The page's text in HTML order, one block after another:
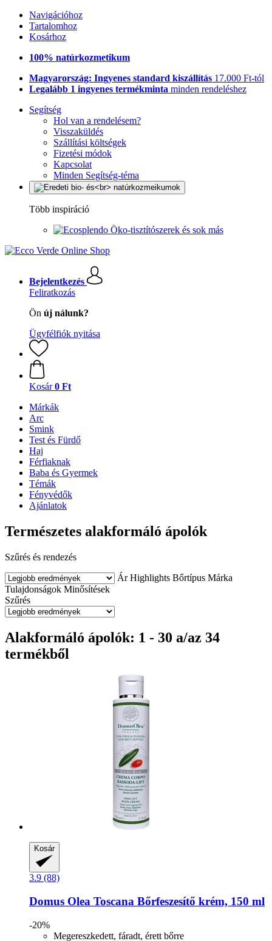
Navigációhoz
Tartalomhoz
Kosárhoz
100% natúrkozmetikum
Magyarország: Ingyenes standard kiszállítás 17.000 Ft-tól
Legalább 1 ingyenes termékminta minden rendeléshez
Segítség
Hol van a rendelésem?
Visszaküldés
Szállítási költségek
Fizetési módok
Kapcsolat
Minden Segítség-téma
Több inspiráció
Öko-tisztítószerek és sok más
Bejelentkezés
Feliratkozás
Ön új nálunk?
Ügyfélfiók nyitása
Kosár 0 Ft
Márkák
Arc
Smink
Test és Fürdő
Haj
Férfiaknak
Baba és Gyermek
Témák
Fényvédők
Ajánlatok
Természetes alakformáló ápolók
Szűrés és rendezés
Ár Highlights Bőrtípus Márka
Tulajdonságok Minősítések
Szűrés
Alakformáló ápolók: 1 - 30 a/az 34
termékből
Kosár
3.9 (88)
Domus Olea Toscana Bőrfeszesítő krém, 150 ml
-20%
Megereszkedett, fáradt, érett bőrre